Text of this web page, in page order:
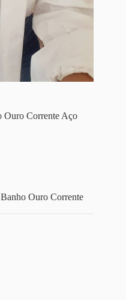
Ouro Corrente Aço
Ouro Corrente